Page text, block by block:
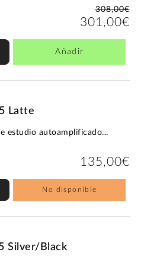
308,00€
301,00€
Añadir
Latte
estudio autoamplificado...
135,00€
No disponible
Silver/Black